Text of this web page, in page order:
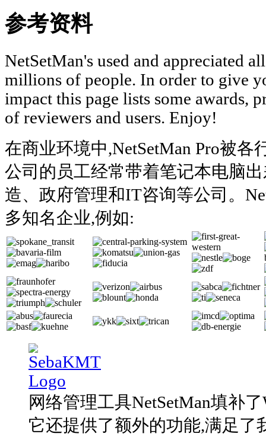
参考资料
NetSetMan's used and appreciated
millions of people. In order to give
impact this page lists some awards,
of reviewers and users. Enjoy!
在商业环境中,NetSetMan Pro被
公司的员工经常带着笔记本电脑
造、政府管理和IT咨询等公司。
多知名企业,例如:
网络管理工具NetSetMan填补
它还提供了额外的功能,满足了